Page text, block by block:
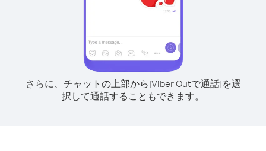
さらに、チャットの上部から[Viber Outで通話]を選
択して通話することもできます。